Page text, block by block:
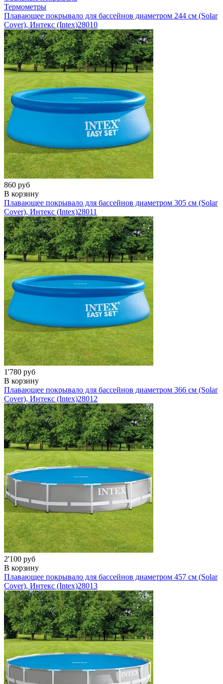
Термометры
Плавающее покрывало для бассейнов диаметром 244 см (Solar
Cover), Интекс (Intex)28010
860 руб
В корзину
Плавающее покрывало для бассейнов диаметром 305 см (Solar
Cover), Интекс (Intex)28011
1'780 руб
В корзину
Плавающее покрывало для бассейнов диаметром 366 см (Solar
Cover), Интекс (Intex)28012
2'100 руб
В корзину
Плавающее покрывало для бассейнов диаметром 457 см (Solar
Cover), Интекс (Intex)28013